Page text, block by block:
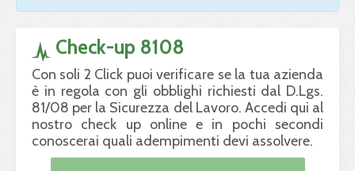
Check-up 8108
Con soli 2 Click puoi verificare se la tua azienda
è in regola con gli obblighi richiesti dal D.Lgs.
81/08 per la Sicurezza del Lavoro. Accedi qui al
nostro check up online e in pochi secondi
conoscerai quali adempimenti devi assolvere.